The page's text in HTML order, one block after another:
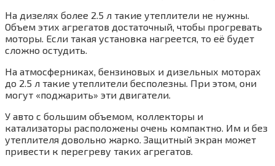
На дизелях более 2.5 л такие утеплители не нужны.
Объем этих агрегатов достаточный, чтобы прогревать
моторы. Если такая установка нагреется, то её будет
сложно остудить.
На атмосферниках, бензиновых и дизельных моторах
до 2.5 л такие утеплители бесполезны. При этом, они
могут «поджарить» эти двигатели.
У авто с большим объемом, коллекторы и
катализаторы расположены очень компактно. Им и без
утеплителя довольно жарко. Защитный экран может
привести к перегреву таких агрегатов.